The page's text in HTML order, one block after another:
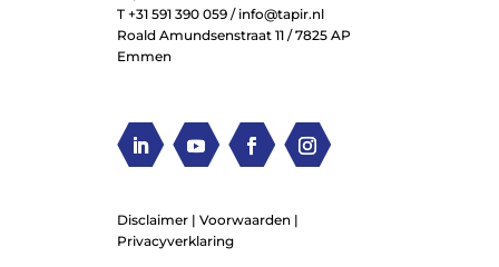
T+31 591 390 059 / info@tapir.nl
Roald Amundsenstraat 11 / 7825 AP
Emmen
Disclaimer |Voorwaarden |
Privacyverklaring